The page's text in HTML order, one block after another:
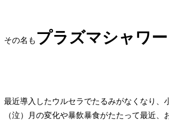
その名も プラズマシャワー
最近導入したウルセラでたるみがなくなり、
（泣）月の変化や暴飲暴食がたたって最近